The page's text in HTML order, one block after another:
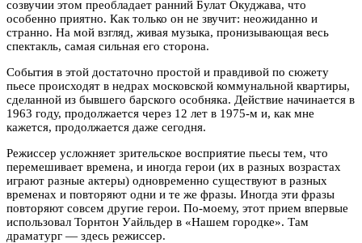
созвучии этом преобладает ранний Булат Окуджава, что
особенно приятно. Как только он не звучит: неожиданно и
странно. На мой взгляд, живая музыка, пронизывающая весь
спектакль, самая сильная его сторона.
События в этой достаточно простой и правдивой по сюжету
пьесе происходят в недрах московской коммунальной квартиры,
сделанной из бывшего барского особняка. Действие начинается в
1963 году, продолжается через 12 лет в 1975-м и, как мне
кажется, продолжается даже сегодня.
Режиссер усложняет зрительское восприятие пьесы тем, что
перемешивает времена, и иногда герои (их в разных возрастах
играют разные актеры) одновременно существуют в разных
временах и повторяют одни и те же фразы. Иногда эти фразы
повторяют совсем другие герои. По-моему, этот прием впервые
использовал Торнтон Уайльдер в «Нашем городке». Там
драматург — здесь режиссер.